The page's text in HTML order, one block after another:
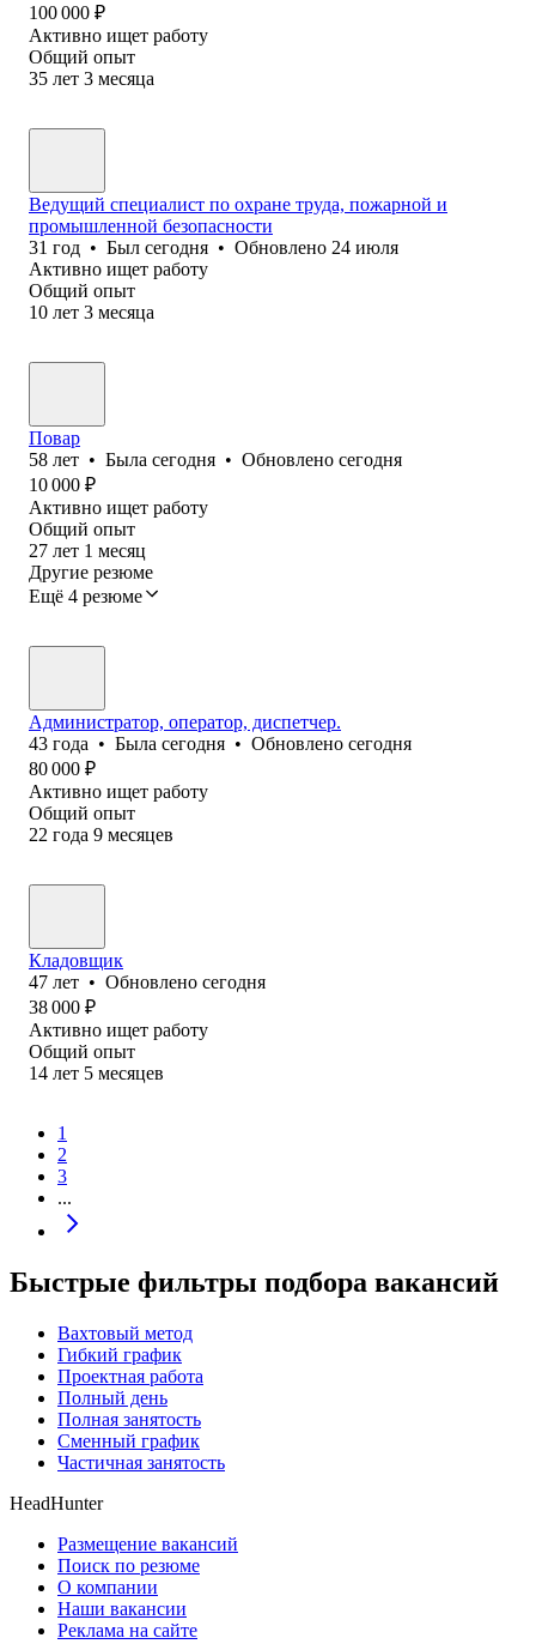
100 000 ₽
Активно ищет работу
Общий опыт
35 лет 3 месяца
Ведущий специалист по охране труда, пожарной и
промышленной безопасности
31 год • Был сегодня • Обновлено 24 июля
Активно ищет работу
Общий опыт
10 лет 3 месяца
Повар
58 лет • Была сегодня • Обновлено сегодня
10 000 ₽
Активно ищет работу
Общий опыт
27 лет 1 месяц
Другие резюме
Ещё 4 резюме
Администратор, оператор, диспетчер.
43 года • Была сегодня • Обновлено сегодня
80 000 ₽
Активно ищет работу
Общий опыт
22 года 9 месяцев
Кладовщик
47 лет • Обновлено сегодня
38 000 ₽
Активно ищет работу
Общий опыт
14 лет 5 месяцев
1
2
3
...
Быстрые фильтры подбора вакансий
Вахтовый метод
Гибкий график
Проектная работа
Полный день
Полная занятость
Сменный график
Частичная занятость
HeadHunter
Размещение вакансий
Поиск по резюме
О компании
Наши вакансии
Реклама на сайте